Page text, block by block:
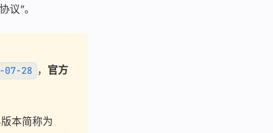
议”。
07-28 ， 官方
本简称为